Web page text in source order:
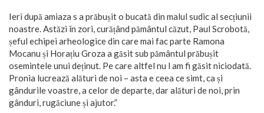
Ieri după amiaza s a prăbușit o bucată din malul sudic al secțiunii
noastre. Astăzi în zori, curățând pământul căzut, Paul Scrobotă,
șeful echipei arheologice din care mai fac parte Ramona
Mocanu și Horațiu Groza a găsit sub pământul prăbușit
osemintele unui deținut. Pe care altfel nu l am fi găsit niciodată.
Pronia lucrează alături de noi – asta e ceea ce simt, ca și
gândurile voastre, a celor de departe, dar alături de noi, prin
gânduri, rugăciune și ajutor.”